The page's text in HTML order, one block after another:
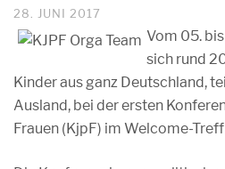
28. JUNI 2017
Vom 05.
sich rund
Kinder aus ganz Deutschland,
Ausland, bei der ersten
Frauen (KjpF) im Welcome-